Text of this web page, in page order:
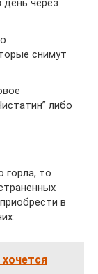
через
снимут
либо
горла, то
в